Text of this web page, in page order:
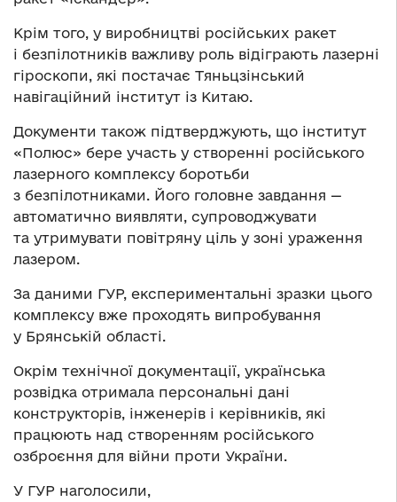
Крім того, у виробництві російських ракет
і безпілотників важливу роль відіграють лазерні
гіроскопи, які постачає Тяньцзінський
навігаційний інститут із Китаю.
Документи також підтверджують, що інститут
«Полюс» бере участь у створенні російського
лазерного комплексу боротьби
з безпілотниками. Його головне завдання —
автоматично виявляти, супроводжувати
та утримувати повітряну ціль у зоні ураження
лазером.
За даними ГУР, експериментальні зразки цього
комплексу вже проходять випробування
у Брянській області.
Окрім технічної документації, українська
розвідка отримала персональні дані
конструкторів, інженерів і керівників, які
працюють над створенням російського
озброєння для війни проти України.
У ГУР наголосили,